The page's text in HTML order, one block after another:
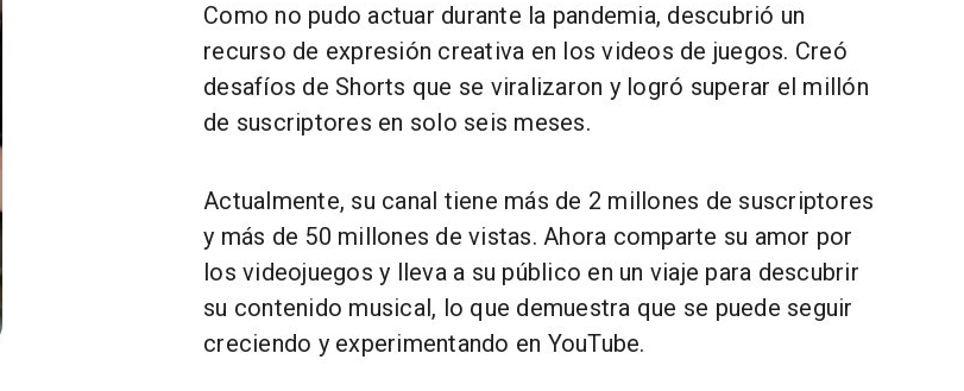
@Jordyesscoto @SusyMouriz
Como no pudo actuar durante la pandemia, descubrió un
recurso de expresión creativa en los videos de juegos. Creó
desafíos de Shorts que se viralizaron y logró superar el millón
de suscriptores en solo seis meses.
Actualmente, su canal tiene más de 2 millones de suscriptores
y más de 50 millones de vistas. Ahora comparte su amor por
los videojuegos y lleva a su público en un viaje para descubrir
su contenido musical, lo que demuestra que se puede seguir
creciendo y experimentando en YouTube.